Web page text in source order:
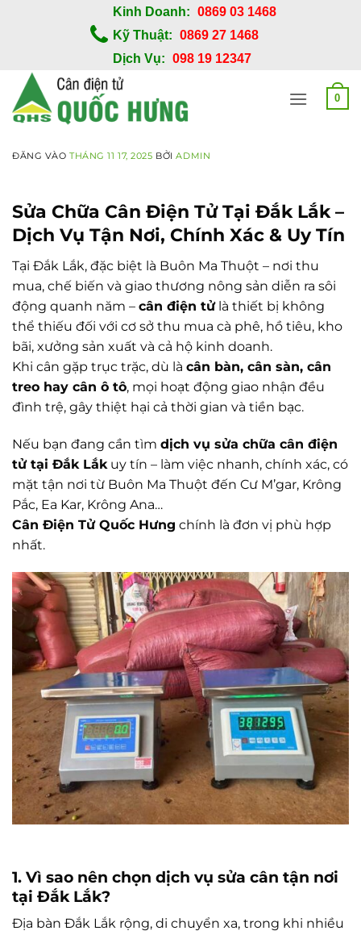
dung
Kinh Doanh: 0869 03 1468
Kỹ Thuật: 0869 27 1468
Dịch Vụ: 098 19 12347
0
ĐĂNG VÀOTHÁNG 11 17, 2025 BỞIADMIN
Sửa Chữa Cân Điện Tử Tại Đắk Lắk –
Dịch Vụ Tận Nơi, Chính Xác & Uy Tín
Tại Đắk Lắk, đặc biệt là Buôn Ma Thuột – nơi thu
mua, chế biến và giao thương nông sản diễn ra sôi
động quanh năm – cân điện tửlà thiết bị không
thể thiếu đối với cơ sở thu mua cà phê, hồ tiêu, kho
bãi, xưởng sản xuất và cả hộ kinh doanh.
Khi cân gặp trục trặc, dù là cân bàn, cân sàn, cân
treo hay cân ô tô, mọi hoạt động giao nhận đều
đình trệ, gây thiệt hại cả thời gian và tiền bạc.
Nếu bạn đang cần tìm dịch vụ sửa chữa cân điện
tử tại Đắk Lắkuy tín – làm việc nhanh, chính xác, có
mặt tận nơi từ Buôn Ma Thuột đến Cư M’gar, Krông
Pắc, Ea Kar, Krông Ana…
Cân Điện Tử Quốc Hưng chính là đơn vị phù hợp
nhất.
1. Vì sao nên chọn dịch vụ sửa cân tận nơi
tại Đắk Lắk?
Địa bàn Đắk Lắk rộng, di chuyển xa, trong khi nhiều